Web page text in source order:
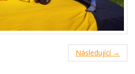
Následující →